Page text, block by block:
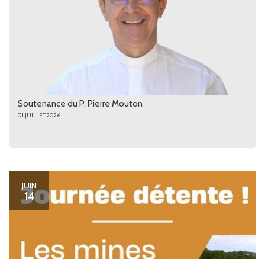
Soutenance du P. Pierre Mouton
01 JUILLET 2026
JUIN
14